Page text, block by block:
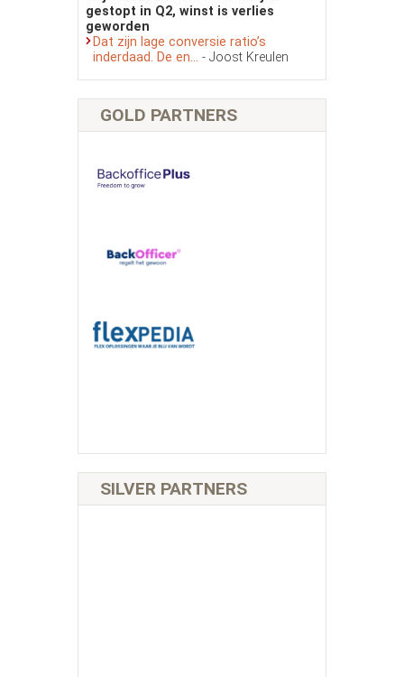
gestopt in Q2, winst is verlies
geworden
Dat zijn lage conversie ratio’s
inderdaad. De en... - Joost Kreulen
GOLD PARTNERS
SILVER PARTNERS